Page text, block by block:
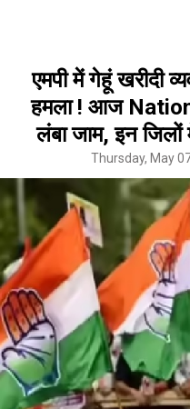
एमपी में गेहूं खरीदी
हमला ! आज
लंबा जाम, इन जिलों
Thursday, May